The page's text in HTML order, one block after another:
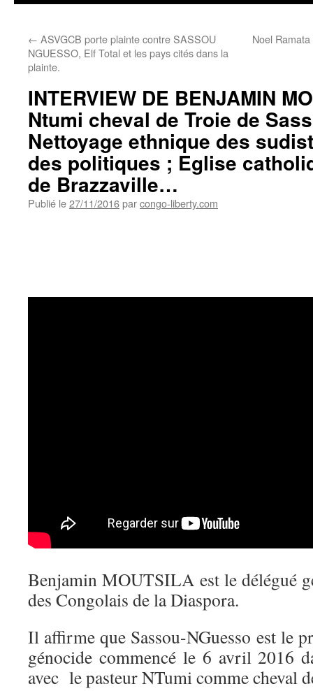
← ASVGCB porte plainte contre SASSOU
NGUESSO, Elf Total et les pays cités dans la
plainte.
Noel
INTERVIEW DE BENJAMIN
Ntumi cheval de Troie de
Nettoyage ethnique des
des politiques ; Eglise
de Brazzaville…
Publié le27/11/2016parcongo-liberty.com
Benjamin MOUTSILA est le délégué
des Congolais de la Diaspora.
Il affirme que Sassou-NGuesso est le
génocide commencé le 6 avril 2016
avec le pasteur NTumi comme cheval